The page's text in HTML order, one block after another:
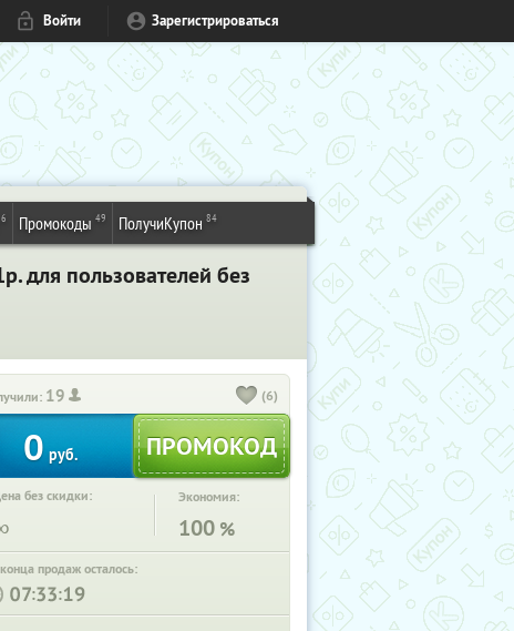
Войти Зарегистрироваться
6 Промокоды 49 ПолучиКупон 84
для пользователей без
19 (6)
0 руб.
без скидки: Экономия:
100 %
продаж осталось:
: :